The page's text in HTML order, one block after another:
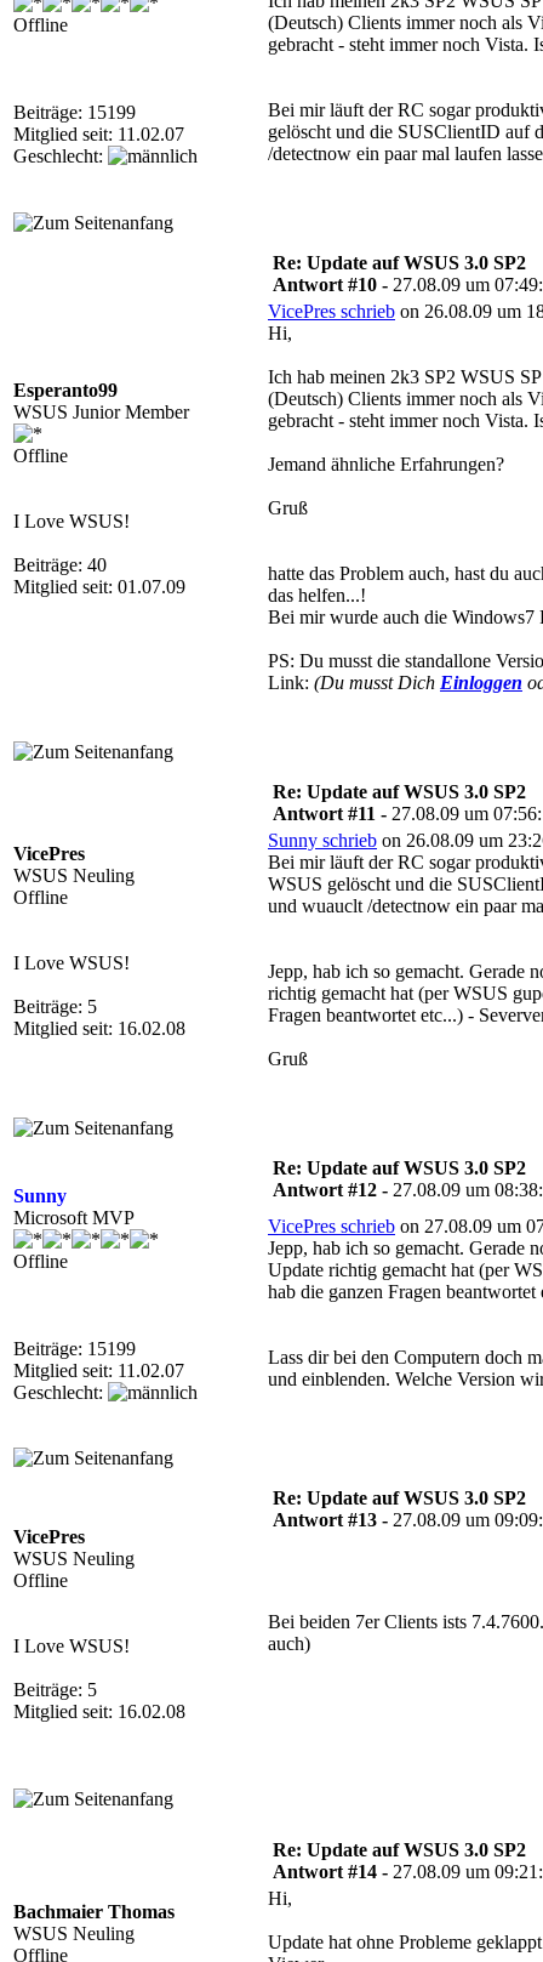
Offline
Beiträge: 15199
Mitglied seit: 11.02.07
Geschlecht:
(Deutsch) Clients immer noch als
gebracht - steht immer noch
Bei mir läuft der RC sogar
gelöscht und die SUSClientID auf
/detectnow ein paar mal laufen
Esperanto99
WSUS Junior Member
Offline
I Love WSUS!
Beiträge: 40
Mitglied seit: 01.07.09
Re: Update auf WSUS 3.0 SP2
Antwort #10 - 27.08.09 um
VicePres schrieb on 26.08.09 um
Hi,
Ich hab meinen 2k3 SP2 WSUS
(Deutsch) Clients immer noch als
gebracht - steht immer noch
Jemand ähnliche Erfahrungen?
Gruß
hatte das Problem auch, hast du
das helfen...!
Bei mir wurde auch die Windows7
PS: Du musst die standallone
Link: (Du musst Dich Einloggen
VicePres
WSUS Neuling
Offline
I Love WSUS!
Beiträge: 5
Mitglied seit: 16.02.08
Re: Update auf WSUS 3.0 SP2
Antwort #11 - 27.08.09 um
Sunny schrieb on 26.08.09 um
Bei mir läuft der RC sogar
WSUS gelöscht und die
und wuauclt /detectnow ein paar
Jepp, hab ich so gemacht. Gerade
richtig gemacht hat (per WSUS
Fragen beantwortet etc...) -
Gruß
Sunny
Microsoft MVP
Offline
Beiträge: 15199
Mitglied seit: 11.02.07
Geschlecht:
Re: Update auf WSUS 3.0 SP2
Antwort #12 - 27.08.09 um
VicePres schrieb on 27.08.09 um
Jepp, hab ich so gemacht. Gerade
Update richtig gemacht hat (per
hab die ganzen Fragen
Lass dir bei den Computern doch
und einblenden. Welche Version
VicePres
WSUS Neuling
Offline
I Love WSUS!
Beiträge: 5
Mitglied seit: 16.02.08
Re: Update auf WSUS 3.0 SP2
Antwort #13 - 27.08.09 um
Bei beiden 7er Clients ists
auch)
Bachmaier Thomas
WSUS Neuling
Offline
Re: Update auf WSUS 3.0 SP2
Antwort #14 - 27.08.09 um
Hi,
Update hat ohne Probleme